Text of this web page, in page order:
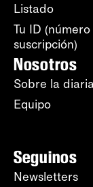
Listado
Tu ID
suscripción)
Nosotros
Sobre la
Equipo
Seguinos
Newsletters